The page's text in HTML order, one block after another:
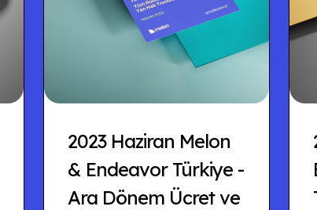
2023 Haziran Melon
& Endeavor Türkiye -
Ara Dönem Ücret ve